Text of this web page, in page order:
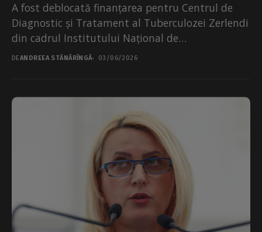
A fost deblocată finanțarea pentru Centrul de
Diagnostic și Tratament al Tuberculozei Zerlendi
din cadrul Institutului Național de
Pneumoftiziologie „Marius Nasta”, potrivit
DEANDREEA STĂNĂRÎNGĂ 03/06/2026